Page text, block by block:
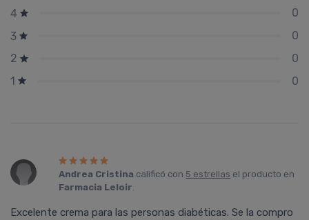
4
0
3
0
2
0
1
0
Andrea Cristina calificó con 5 estrellas el producto en
Farmacia Leloir.
Excelente crema para las personas diabéticas. Se la compro